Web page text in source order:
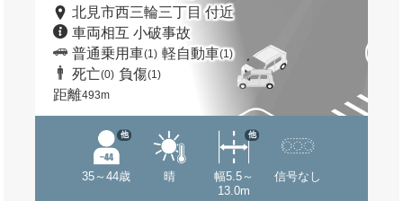
北見市西三輪三丁目 付近
車両相互 小破事故
普通乗用車(1) 軽自動車(1)
死亡(0) 負傷(1)
距離493m
35～44歳
他
晴
幅5.5～
13.0m
他
信号なし